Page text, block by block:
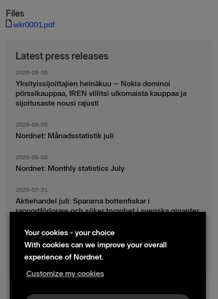
Files
wkr0001.pdf
Latest press releases
2026-08-06
Yksityissijoittajien heinäkuu – Nokia dominoi
pörssikauppaa, IREN villitsi ulkomaista kauppaa ja
sijoitusaste nousi rajusti
2026-08-05
Nordnet: Månadsstatistik juli
2026-08-05
Nordnet: Monthly statistics July
2026-07-31
Aktiehandel juli: Spararna bottenfiskar i
rapportförlorare och söker trygghet i svenska giganter
2026-07-30
Fondsparande juli: Vinsthemtagningar i teknik – men
indexsparandet ligger fast
Your cookies - your choice
With cookies can we improve your overall
experience of Nordnet.
Customize my cookies